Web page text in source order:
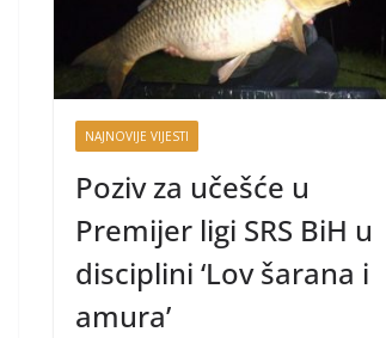
NAJNOVIJE VIJESTI
Poziv za učešće u
Premijer ligi SRS BiH u
disciplini ‘Lov šarana i
amura’